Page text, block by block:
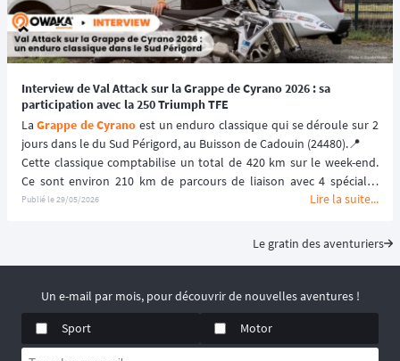
🥇 5 fois championne de France d'enduro
🥇 3 fois championne d'Europe d'enduro
🥇 2 fois championne du monde d'enduro
C'est avec une Kove 450 Rally que Ludivine s'est aventurée sur les
pistes du HDT 2026. 🏍️
Et nous avons eu l'opportunité de lui poser quelques questions
lors de cette édition hors normes. ⬇️
Interview de Val Attack sur la Grappe de Cyrano 2026 : sa
participation avec la 250 Triumph TFE
La Grappe de Cyrano est un enduro classique qui se déroule sur 2
jours dans le du Sud Périgord, au Buisson de Cadouin (24480).📍
Cette classique comptabilise un total de 420 km sur le week-end.
Ce sont environ 210 km de parcours de liaison avec 4 spéciales
chronométrées par jour, une compétition incontournable qui
👉 Lors de l'édition 2026, nous avons pu interviewer Valérian
avec son enduro : une Triumph 250 TFE. ⬇️
Il finit 4ème au classement général scratch.
Publié le29/05/2026 Lire la suite...
Le gratin des aventuriers
Un e-mail par mois, pour découvrir de nouvelles aventures !
Sport
Motor